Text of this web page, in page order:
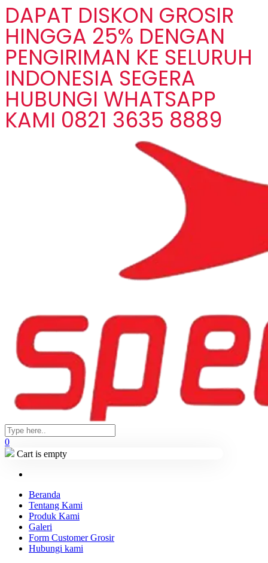
DAPAT DISKON GROSIR
HINGGA 25% DENGAN
PENGIRIMAN KE SELURUH
INDONESIA SEGERA
HUBUNGI WHATSAPP
KAMI 0821 3635 8889
0
Cart is empty
Beranda
Tentang Kami
Produk Kami
Galeri
Form Customer Grosir
Hubungi kami